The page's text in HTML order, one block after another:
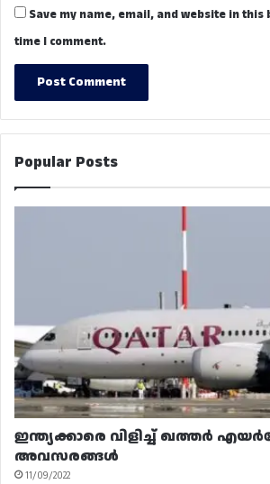
Save my name, email, and website in
time I comment.
Popular Posts
ഇന്ത്യക്കാരെ വിളിച്ച് ഖത്തർ
അവസരങ്ങൾ
11/09/2022